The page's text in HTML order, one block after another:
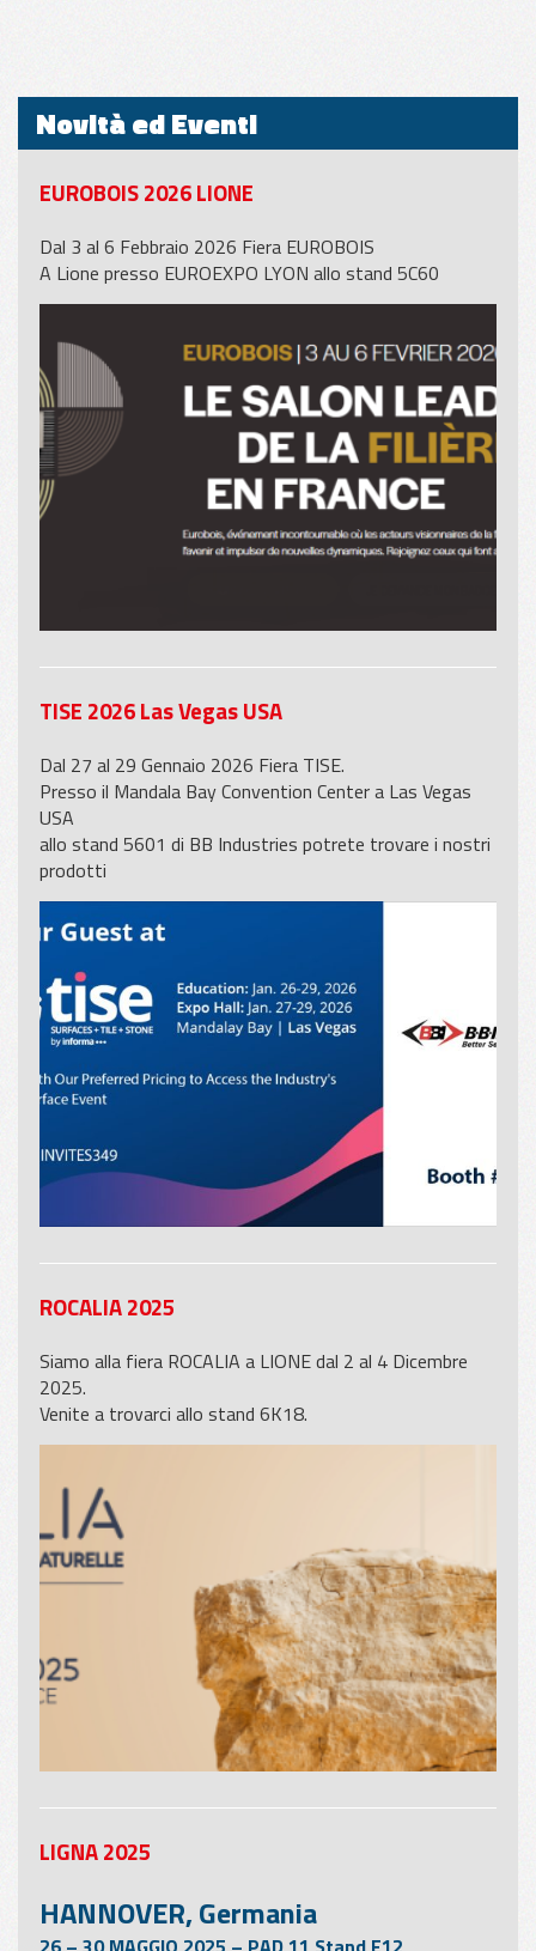
Novità ed Eventi
EUROBOIS 2026 LIONE
Dal 3 al 6 Febbraio 2026 Fiera EUROBOIS
A Lione presso EUROEXPO LYON allo stand 5C60
TISE 2026 Las Vegas USA
Dal 27 al 29 Gennaio 2026 Fiera TISE.
Presso il Mandala Bay Convention Center a Las Vegas
USA
allo stand 5601 di BB Industries potrete trovare i nostri
prodotti
ROCALIA 2025
Siamo alla fiera ROCALIA a LIONE dal 2 al 4 Dicembre
2025.
Venite a trovarci allo stand 6K18.
LIGNA 2025
HANNOVER, Germania